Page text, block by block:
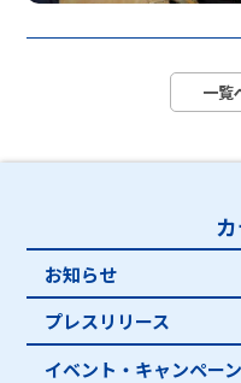
一
お知らせ
プレスリリース
イベント・キャンペーン